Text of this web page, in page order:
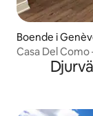
Boende i
Casa Del